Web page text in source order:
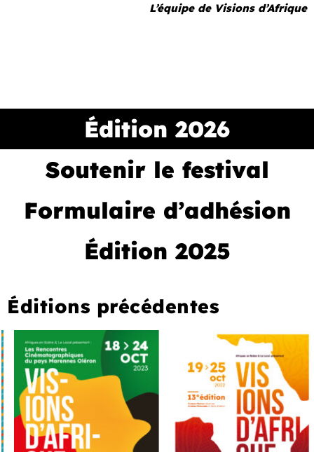
L’équipe de Visions d’Afrique
Édition 2026
Soutenir le festival
Formulaire d’adhésion
Édition 2025
Éditions précédentes